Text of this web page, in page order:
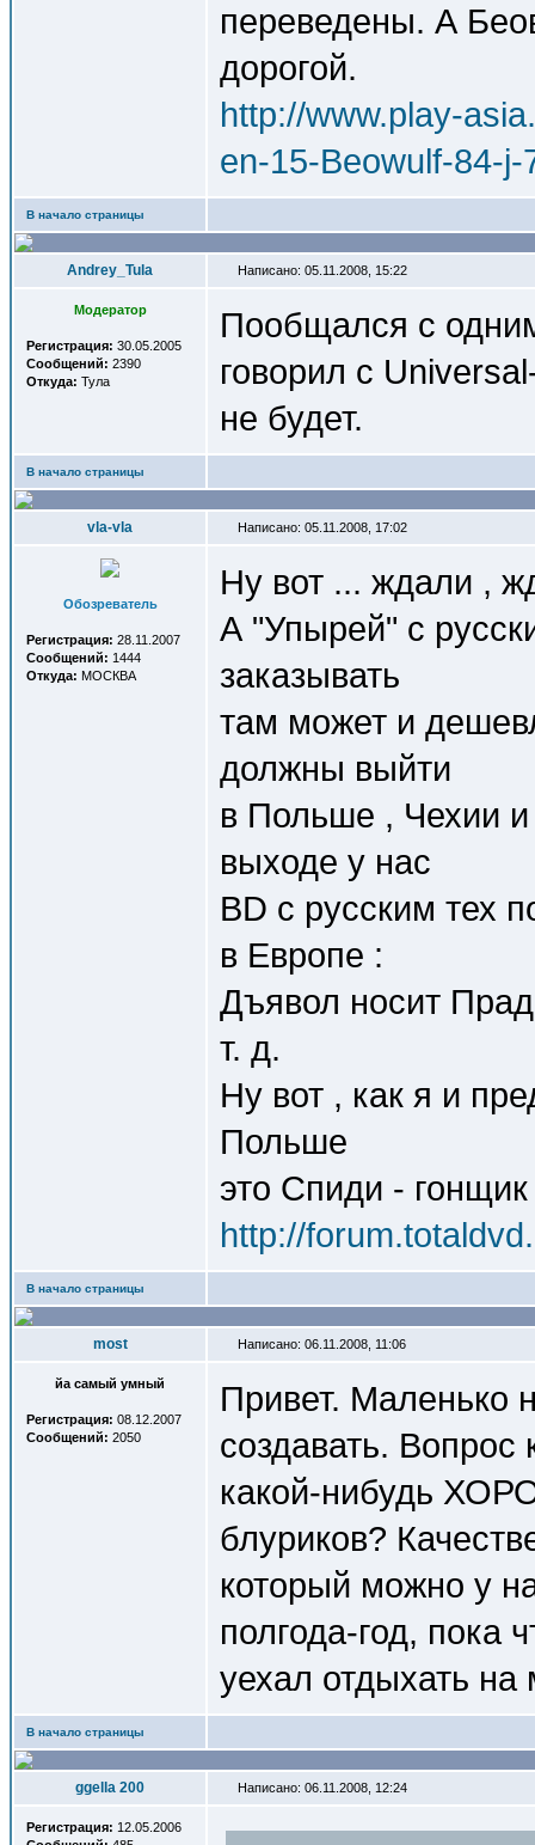
переведены. А
дорогой.
http://www.play-
en-15-Beowulf-84-j-
В начало страницы
Andrey_Tula Написано: 05.11.2008, 15:22
Модератор
Регистрация: 30.05.2005
Сообщений: 2390
Откуда: Тула
Пообщался с
говорил с
не будет.
В начало страницы
vla-vla Написано: 05.11.2008, 17:02
Обозреватель
Регистрация: 28.11.2007
Сообщений: 1444
Откуда: МОСКВА
Ну вот ... ждали ,
А "Упырей" с
заказывать
там может и
должны выйти
в Польше , Чехии и
выходе у нас
BD c русским тех
в Европе :
Дъявол носит
т. д.
Ну вот , как я и
Польше
это Спиди -
http://
В начало страницы
most Написано: 06.11.2008, 11:06
йа самый умный
Регистрация: 08.12.2007
Сообщений: 2050
Привет. Маленько
создавать. Вопрос
какой-нибудь
блуриков?
который можно у
полгода-год, пока
уехал отдыхать
В начало страницы
ggella 200 Написано: 06.11.2008, 12:24
Регистрация: 12.05.2006